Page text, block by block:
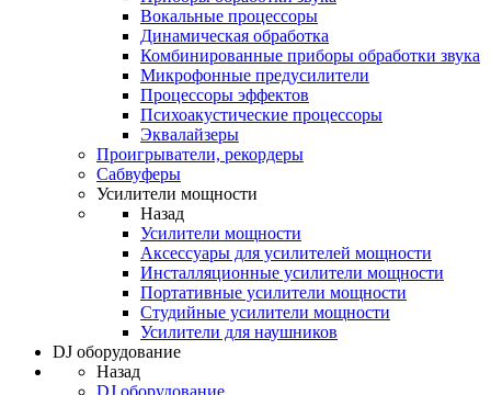
Вокальные процессоры
Динамическая обработка
Комбинированные приборы обработки звука
Микрофонные предусилители
Процессоры эффектов
Психоакустические процессоры
Эквалайзеры
Проигрыватели, рекордеры
Сабвуферы
Усилители мощности
Назад
Усилители мощности
Аксессуары для усилителей мощности
Инсталляционные усилители мощности
Портативные усилители мощности
Студийные усилители мощности
Усилители для наушников
DJ оборудование
Назад
DJ оборудование